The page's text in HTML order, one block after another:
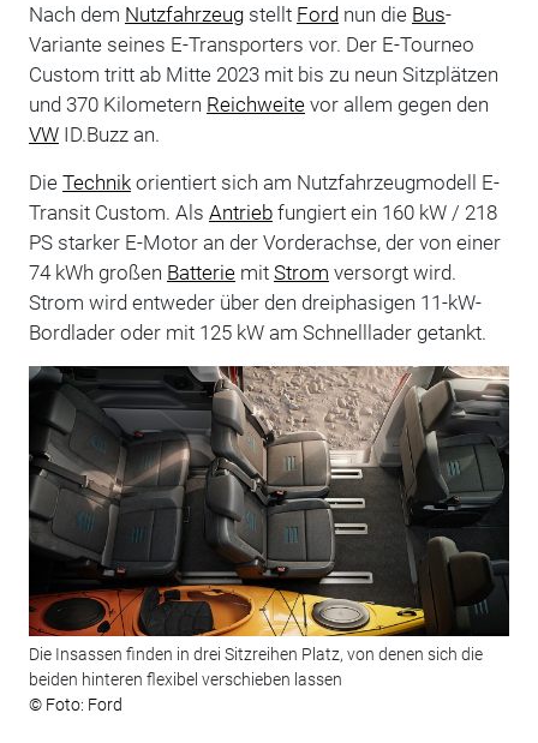
Nach dem Nutzfahrzeugstellt Fordnun die Bus-
Variante seines E-Transporters vor. Der E-Tourneo
Custom tritt ab Mitte 2023 mit bis zu neun Sitzplätzen
und 370 Kilometern Reichweitevor allem gegen den
VWID.Buzz an.
Die Technikorientiert sich am Nutzfahrzeugmodell E-
Transit Custom. Als Antriebfungiert ein 160 kW / 218
PS starker E-Motor an der Vorderachse, der von einer
74 kWh großen Batteriemit Strom versorgt wird.
Strom wird entweder über den dreiphasigen 11-kW-
Bordlader oder mit 125 kW am Schnelllader getankt.
Die Insassen finden in drei Sitzreihen Platz, von denen sich die
beiden hinteren flexibel verschieben lassen
© Foto: Ford